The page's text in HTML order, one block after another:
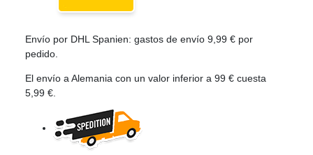
Envío por DHL Spanien: gastos de envío 9,99 € por
pedido.
El envío a Alemania con un valor inferior a 99 € cuesta
5,99 €.